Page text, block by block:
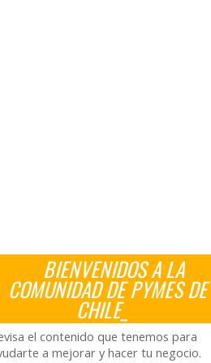
BIENVENIDOS A LA
COMUNIDAD DE PYMES DE
CHILE_
el contenido que tenemos para
a mejorar y hacer tu negocio.